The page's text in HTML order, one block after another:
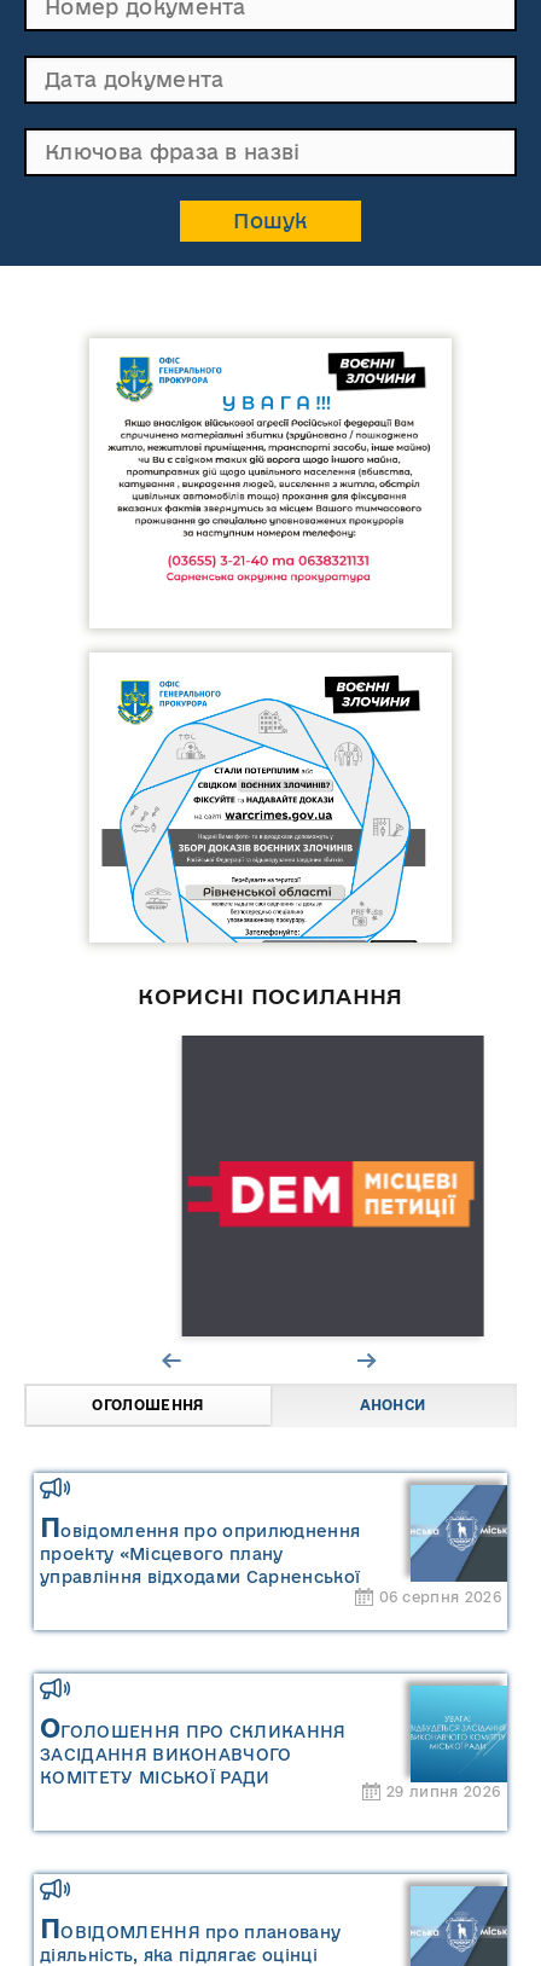
КОРИСНІ ПОСИЛАННЯ
ОГОЛОШЕННЯ АНОНСИ
Повідомлення про оприлюднення
проекту «Місцевого плану
управління відходами Сарненської
міської територіальної громади» та
управління відходами Сарненської
міської територіальної громади»
06 серпня 2026
ОГОЛОШЕННЯ ПРО СКЛИКАННЯ
ЗАСІДАННЯ ВИКОНАВЧОГО
КОМІТЕТУ МІСЬКОЇ РАДИ
29 липня 2026
ПОВІДОМЛЕННЯ про плановану
діяльність, яка підлягає оцінці